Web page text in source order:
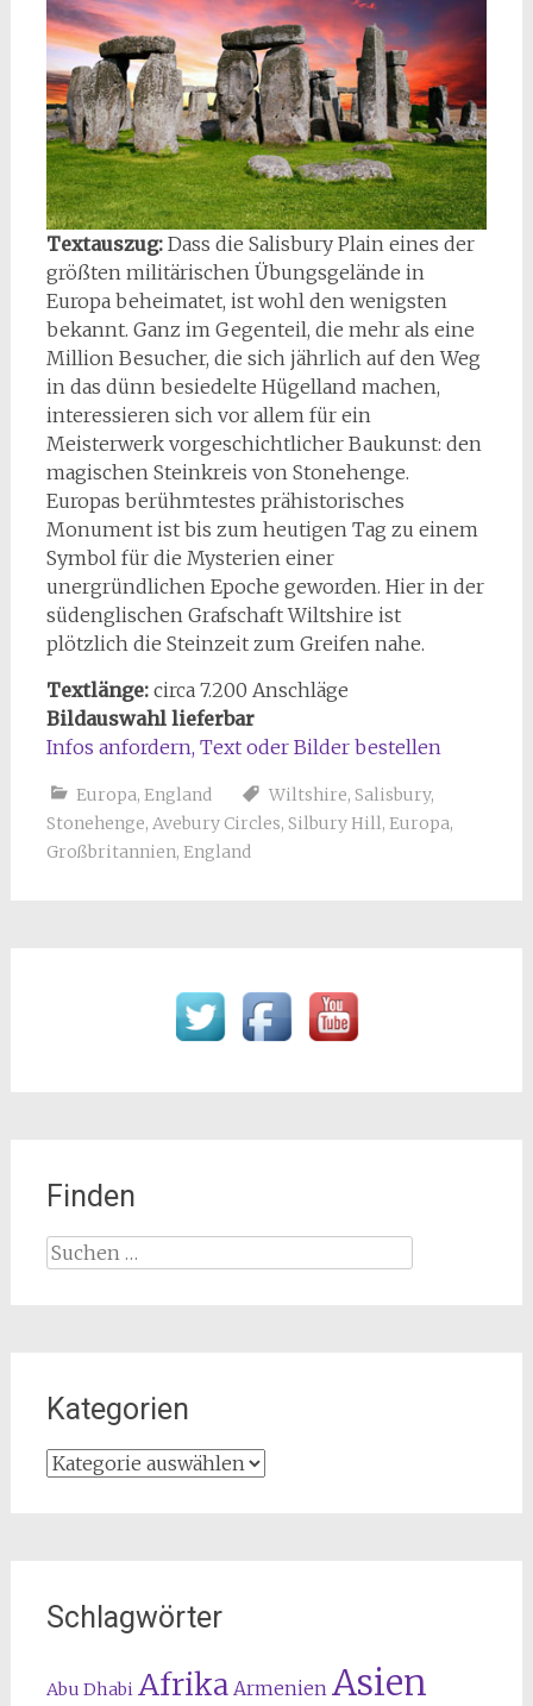
Textauszug: Dass die Salisbury Plain eines der
größten militärischen Übungsgelände in
Europa beheimatet, ist wohl den wenigsten
bekannt. Ganz im Gegenteil, die mehr als eine
Million Besucher, die sich jährlich auf den Weg
in das dünn besiedelte Hügelland machen,
interessieren sich vor allem für ein
Meisterwerk vorgeschichtlicher Baukunst: den
magischen Steinkreis von Stonehenge.
Europas berühmtestes prähistorisches
Monument ist bis zum heutigen Tag zu einem
Symbol für die Mysterien einer
unergründlichen Epoche geworden. Hier in der
südenglischen Grafschaft Wiltshire ist
plötzlich die Steinzeit zum Greifen nahe.
Textlänge: circa 7.200 Anschläge
Bildauswahl lieferbar
Infos anfordern, Text oder Bilder bestellen
Europa, England Wiltshire, Salisbury,
Stonehenge, Avebury Circles, Silbury Hill, Europa,
Großbritannien, England
Finden
Suchen
nach:
Kategorien
Kategorien
Schlagwörter
Abu Dhabi Afrika Armenien Asien